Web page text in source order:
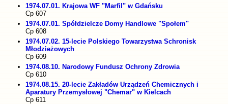
1974.07.01. Krajowa WF "Marfil" w Gdańsku
Cp 607
1974.07.01. Spółdzielcze Domy Handlowe "Społem"
Cp 608
1974.07.02. 15-lecie Polskiego Towarzystwa Schronisk
Młodzieżowych
Cp 609
1974.08.10. Narodowy Fundusz Ochrony Zdrowia
Cp 610
1974.08.15. 20-lecie Zakładów Urządzeń Chemicznych i
Aparatury Przemysłowej "Chemar" w Kielcach
Cp 611